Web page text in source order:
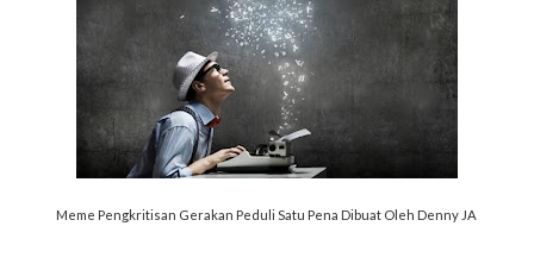
Meme Pengkritisan Gerakan Peduli Satu Pena Dibuat Oleh Denny JA